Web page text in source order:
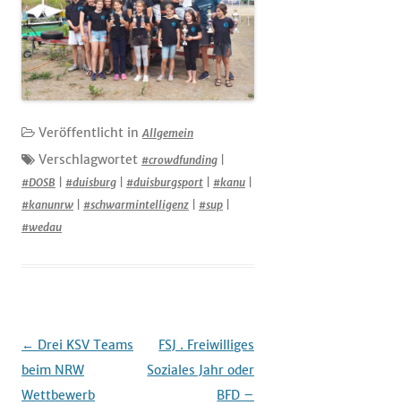
Veröffentlicht inAllgemein
Verschlagwortet #crowdfunding
#DOSB
#duisburg #duisburgsport #kanu
#kanunrw
#schwarmintelligenz #sup
#wedau
Beitrags-
Navigation
← Drei KSV Teams
beim NRW
Wettbewerb
FSJ . Freiwilliges
Soziales Jahr oder
BFD –